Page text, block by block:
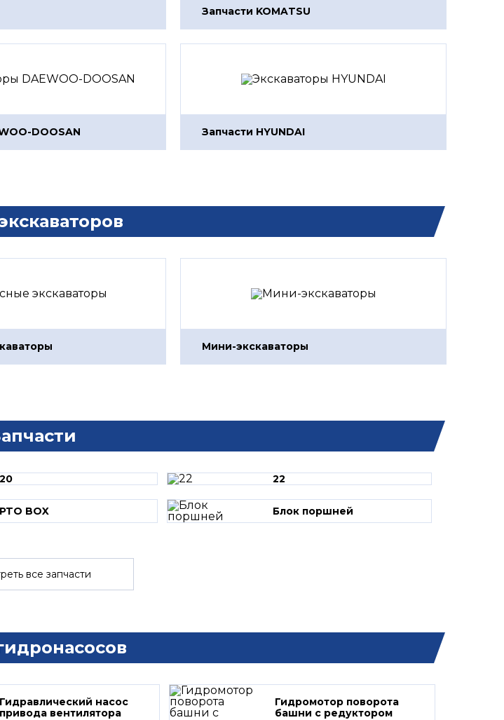
Запчасти KOMATSU
DOOSAN Запчасти HYUNDAI
Мини-экскаваторы
20 22
PTO BOX Блок поршней
все запчасти
Гидравлический насос
привода вентилятора
Гидромотор поворота
башни с редуктором